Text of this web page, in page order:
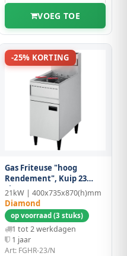
VOEG TOE
-25% KORTING
Gas Friteuse "hoog
Rendement", Kuip 23
Liter
21kW | 400x735x870(h)mm
Diamond
op voorraad (3 stuks)
1 tot 2 werkdagen
1 jaar
Art: FGHR-23/N